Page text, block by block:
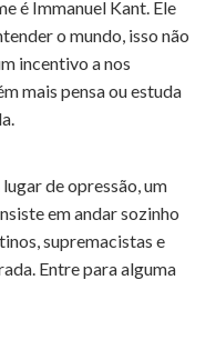
é Immanuel Kant. Ele
o mundo, isso não
incentivo a nos
mais pensa ou estuda
de opressão, um
em andar sozinho
supremacistas e
Entre para alguma